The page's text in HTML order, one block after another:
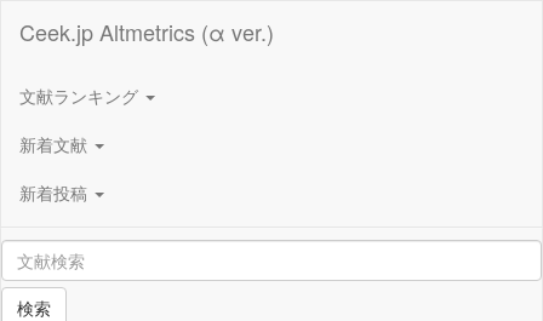
Ceek.jp Altmetrics (α ver.)
文献ランキング
新着文献
新着投稿
検索